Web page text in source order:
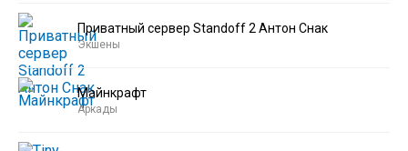
Приватный сервер Standoff 2 Антон Снак
Экшены
Майнкрафт
Аркады